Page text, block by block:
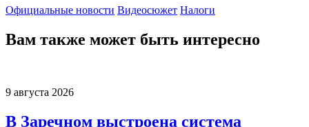
Официальные новости Видеосюжет Налоги
Вам также может быть интересно
9 августа 2026
В Заречном выстроена система